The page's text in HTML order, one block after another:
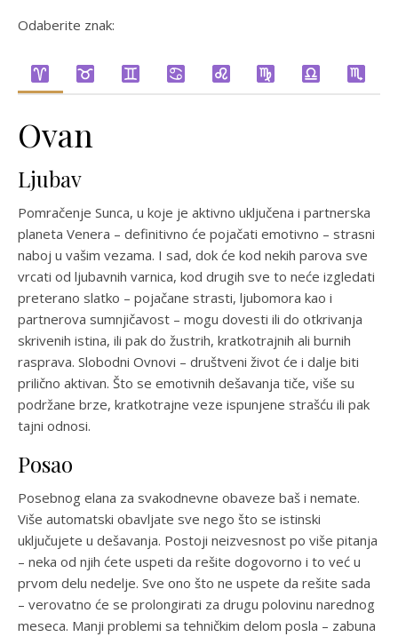
Odaberite znak:
Ovan
Ljubav
Pomračenje Sunca, u koje je aktivno uključena i partnerska
planeta Venera – definitivno će pojačati emotivno – strasni
naboj u vašim vezama. I sad, dok će kod nekih parova sve
vrcati od ljubavnih varnica, kod drugih sve to neće izgledati
preterano slatko – pojačane strasti, ljubomora kao i
partnerova sumnjičavost – mogu dovesti ili do otkrivanja
skrivenih istina, ili pak do žustrih, kratkotrajnih ali burnih
rasprava. Slobodni Ovnovi – društveni život će i dalje biti
prilično aktivan. Što se emotivnih dešavanja tiče, više su
podržane brze, kratkotrajne veze ispunjene strašću ili pak
tajni odnosi.
Posao
Posebnog elana za svakodnevne obaveze baš i nemate.
Više automatski obavljate sve nego što se istinski
uključujete u dešavanja. Postoji neizvesnost po više pitanja
– neka od njih ćete uspeti da rešite dogovorno i to već u
prvom delu nedelje. Sve ono što ne uspete da rešite sada
– verovatno će se prolongirati za drugu polovinu narednog
meseca. Manji problemi sa tehničkim delom posla – zabuna